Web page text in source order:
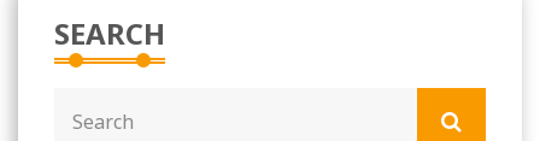
SEARCH